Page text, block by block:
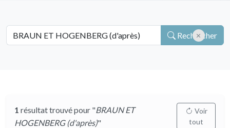
Rechercher
1 résultat trouvé pour "BRAUN ET
HOGENBERG (d'après)"
Voir
tout